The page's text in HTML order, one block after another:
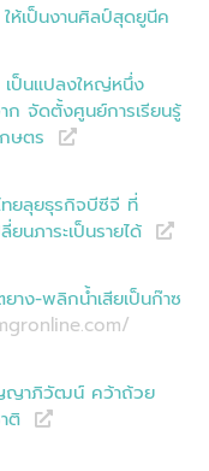
ห้เป็นงานศิลป์สุดยูนีค
ป็นแปลงใหญ่หนึ่ง
ก จัดตั้งศูนย์การเรียนรู้
ษตร
ยลุยธุรกิจบีซีจี ที่
นภาระเป็นรายได้
าง-พลิกน้ำเสียเป็นก๊าซ
ญาภิวัฒน์ คว้าถ้วย
ติ